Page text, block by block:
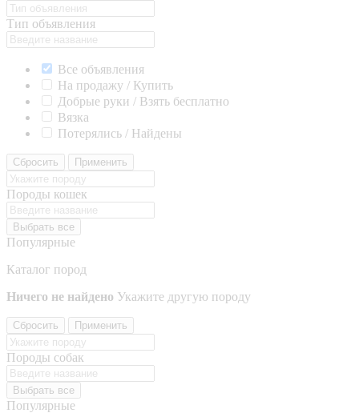
Тип объявления
Все объявления
На продажу / Купить
Добрые руки / Взять бесплатно
Вязка
Потерялись / Найдены
Сбросить Применить
Породы кошек
Выбрать все
Популярные
Каталог пород
Ничего не найдено Укажите другую породу
Сбросить Применить
Породы собак
Выбрать все
Популярные